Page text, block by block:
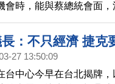
會時，能與蔡總統會面
腳反對，捷克廣播電台
示，捷克作為一個主權
定」。捷克眾議院議長艾
訪問台灣。
：不只經濟 捷克
27 13:50:09
台中心今早在台北揭牌